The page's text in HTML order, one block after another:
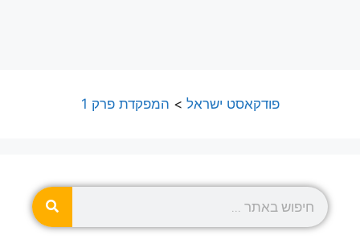
פודקאסט ישראל > המפקדת פרק 1